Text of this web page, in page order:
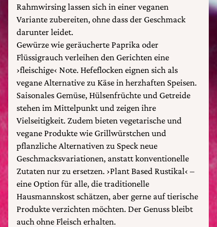
Rahmwirsing lassen sich in einer veganen
Variante zubereiten, ohne dass der Geschmack
darunter leidet.
Gewürze wie geräucherte Paprika oder
Flüssigrauch verleihen den Gerichten eine
›fleischige‹ Note. Hefeflocken eignen sich als
vegane Alternative zu Käse in herzhaften Speisen.
Saisonales Gemüse, Hülsenfrüchte und Getreide
stehen im Mittelpunkt und zeigen ihre
Vielseitigkeit. Zudem bieten vegetarische und
vegane Produkte wie Grillwürstchen und
pflanzliche Alternativen zu Speck neue
Geschmacksvariationen, anstatt konventionelle
Zutaten nur zu ersetzen. ›Plant Based Rustikal‹ –
eine Option für alle, die traditionelle
Hausmannskost schätzen, aber gerne auf tierische
Produkte verzichten möchten. Der Genuss bleibt
auch ohne Fleisch erhalten.